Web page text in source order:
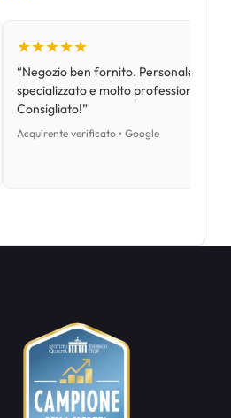
★★★★★
“Negozio ben fornito. Personale
specializzato e molto professionale.
Consigliato!”
Acquirente verificato • Google